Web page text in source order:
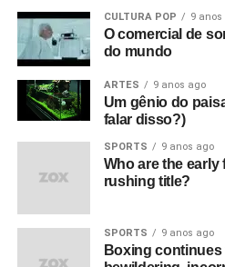
Eu não conseguia acreditar. Eu
aquilo era a nova onda. Era
do que o punk tinha se tornado,
uma banda para substituir as
era algo maior e
punk. Pelo menos para mim.
O que aconteceu com o
sincronizado?Foi exibido pela
Qual foi a reação a isso?Bem,
CULTURA POP 9 anos
O comercial de
do mundo
ARTES 9 anos ago
Um gênio do
falar disso?)
SPORTS 9 anos ago
Who are the early
rushing title?
SPORTS 9 anos ago
Boxing